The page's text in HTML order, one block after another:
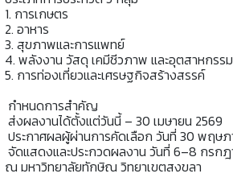
1. การเกษตร
2. อาหาร
3. สุขภาพและการแพทย์
4. พลังงาน วัสดุ เคมีชีวภาพ และอุตสาหกรรม
5. การท่องเที่ยวและเศรษฐกิจสร้างสรรค์
กำหนดการสำคัญ
ส่งผลงานได้ตั้งแต่วันนี้ – 30 เมษายน 2569
ประกาศผลผู้ผ่านการคัดเลือก วันที่ 30 พฤษ
จัดแสดงและประกวดผลงาน วันที่ 6–8 กรก
ณ มหาวิทยาลัยทักษิณ วิทยาเขตสงขลา